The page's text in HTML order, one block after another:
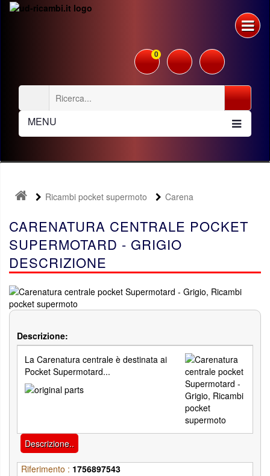
0
MENU
Ricambi pocket supermoto Carena
CARENATURA CENTRALE POCKET
SUPERMOTARD - GRIGIO
DESCRIZIONE
Descrizione:
La Carenatura centrale è destinata ai
Pocket Supermotard...
Descrizione..
Riferimento : 1756897543